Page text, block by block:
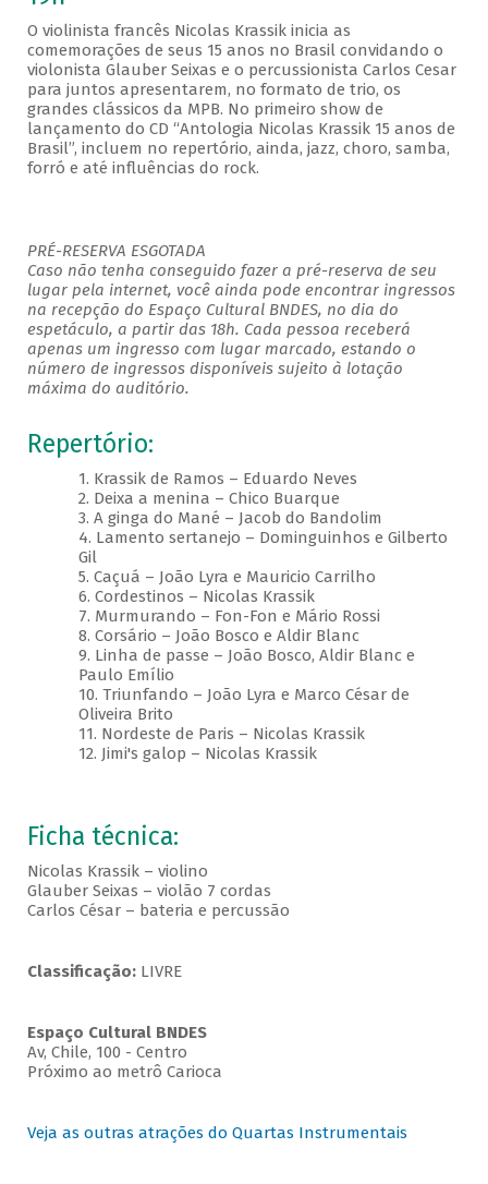
O violinista francês Nicolas Krassik inicia as
comemorações de seus 15 anos no Brasil convidando o
violonista Glauber Seixas e o percussionista Carlos Cesar
para juntos apresentarem, no formato de trio, os
grandes clássicos da MPB. No primeiro show de
lançamento do CD “Antologia Nicolas Krassik 15 anos de
Brasil”, incluem no repertório, ainda, jazz, choro, samba,
forró e até influências do rock.
PRÉ-RESERVA ESGOTADA
Caso não tenha conseguido fazer a pré-reserva de seu
lugar pela internet, você ainda pode encontrar ingressos
na recepção do Espaço Cultural BNDES, no dia do
espetáculo, a partir das 18h. Cada pessoa receberá
apenas um ingresso com lugar marcado, estando o
número de ingressos disponíveis sujeito à lotação
máxima do auditório.
Repertório:
1. Krassik de Ramos – Eduardo Neves
2. Deixa a menina – Chico Buarque
3. A ginga do Mané – Jacob do Bandolim
4. Lamento sertanejo – Dominguinhos e Gilberto
Gil
5. Caçuá – João Lyra e Mauricio Carrilho
6. Cordestinos – Nicolas Krassik
7. Murmurando – Fon-Fon e Mário Rossi
8. Corsário – João Bosco e Aldir Blanc
9. Linha de passe – João Bosco, Aldir Blanc e
Paulo Emílio
10. Triunfando – João Lyra e Marco César de
Oliveira Brito
11. Nordeste de Paris – Nicolas Krassik
12. Jimi's galop – Nicolas Krassik
Ficha técnica:
Nicolas Krassik – violino
Glauber Seixas – violão 7 cordas
Carlos César – bateria e percussão
Classificação:LIVRE
Espaço Cultural BNDES
Av, Chile, 100 - Centro
Próximo ao metrô Carioca
Veja as outras atrações do Quartas Instrumentais